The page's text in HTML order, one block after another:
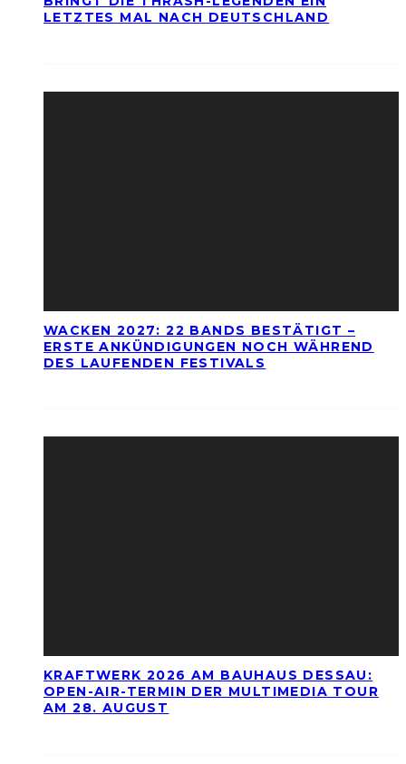
LETZTES MAL NACH DEUTSCHLAND
WACKEN 2027: 22 BANDS BESTÄTIGT –
ERSTE ANKÜNDIGUNGEN NOCH WÄHREND
DES LAUFENDEN FESTIVALS
KRAFTWERK 2026 AM BAUHAUS DESSAU:
OPEN-AIR-TERMIN DER MULTIMEDIA TOUR
AM 28. AUGUST